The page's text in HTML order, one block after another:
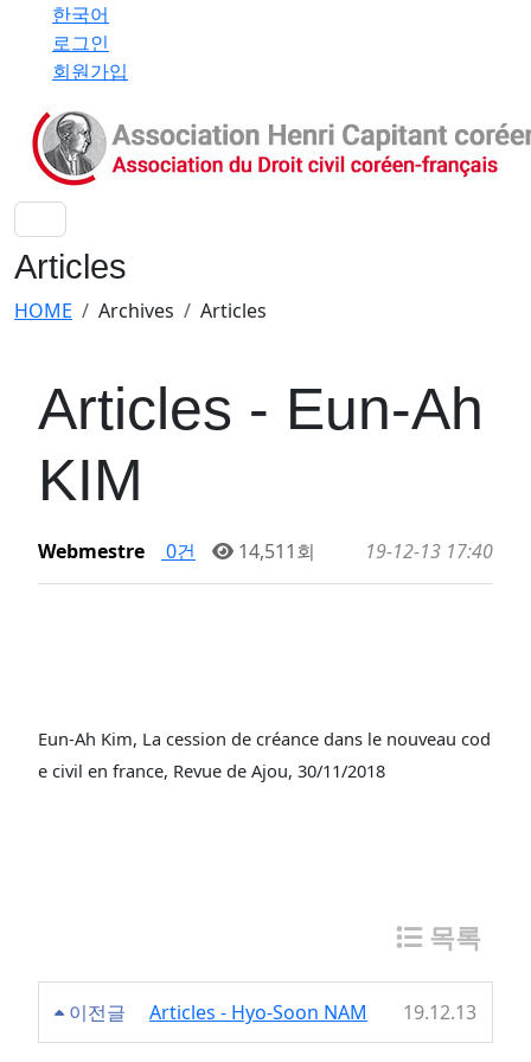
한국어
로그인
회원가입
Articles
HOME Archives Articles
Articles - Eun-Ah
KIM
Webmestre 0건 14,511회 19-12-13 17:40
Eun-Ah Kim, La cession de créance dans le nouveau cod
e civil en france, Revue de Ajou, 30/11/2018
목록
이전글 Articles - Hyo-Soon NAM 19.12.13